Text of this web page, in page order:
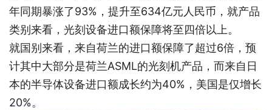
年同期暴涨了93%，提升至634亿元人民币，就产品
类别来看，光刻设备进口额保障将至四倍以上。
就国别来看，来自荷兰的进口额保障了超过6倍，预
计其中大部分是荷兰ASML的光刻机产品，而来自日
本的半导体设备进口额成长约为40%，美国是仅增长
20%。